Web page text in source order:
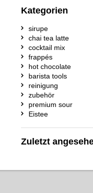
Kategorien
sirupe
chai tea latte
cocktail mix
frappés
hot chocolate
barista tools
reinigung
zubehör
premium sour
Eistee
Zuletzt